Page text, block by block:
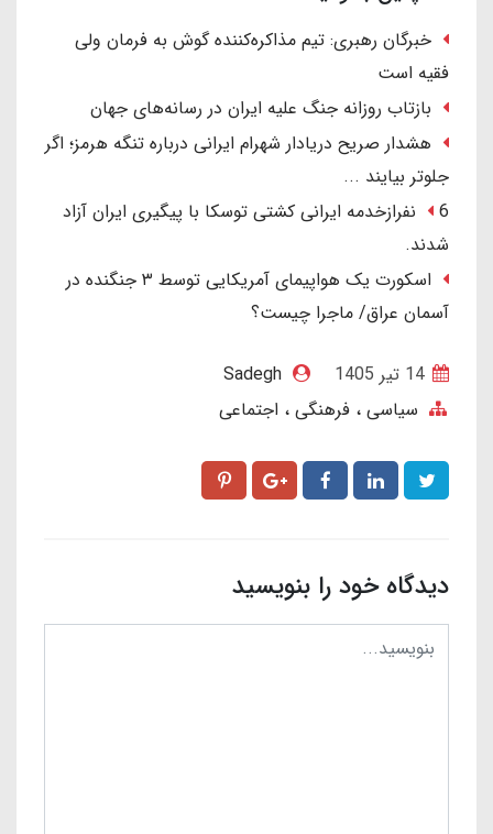
خبرگان رهبری: تیم مذاکره‌کننده گوش به فرمان ولی
فقیه است
بازتاب روزانه جنگ علیه ایران در رسانه‌های جهان
هشدار صریح دریادار شهرام ایرانی درباره تنگه هرمز؛ اگر
جلوتر بیایند ...
6 نفرازخدمه ایرانی کشتی توسکا با پیگیری ایران آزاد
شدند.
اسکورت یک هواپیمای آمریکایی توسط ۳ جنگنده در
آسمان عراق/ ماجرا چیست؟
Sadegh
سیاسی ، فرهنگی ، اجتماعی
دیدگاه خود را بنویسید